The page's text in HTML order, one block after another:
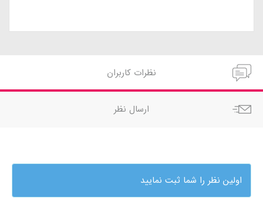
نظرات کاربران
ارسال نظر
اولین نظر را شما ثبت نمایید